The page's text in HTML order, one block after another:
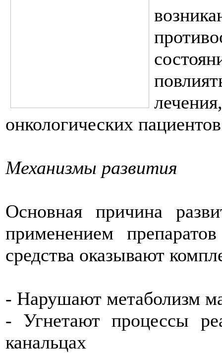
онкологических
Механизмы развития
Основная причина
применением
средства оказывают
- Нарушают метаболизм
- Угнетают процессы
канальцах